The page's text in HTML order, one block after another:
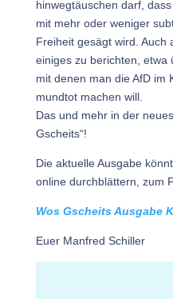
hinwegtäuschen darf,
mit mehr oder weniger
Freiheit gesägt wird. Auch
einiges zu berichten, etwa
mit denen man die AfD im
mundtot machen will.
Das und mehr in der
Gscheits“!
Die aktuelle Ausgabe
online durchblättern, zum
Wos Gscheits Ausgabe
Euer Manfred Schiller